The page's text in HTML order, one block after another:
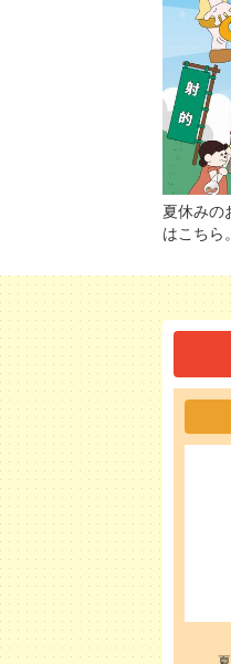
夏休みの
はこちら。